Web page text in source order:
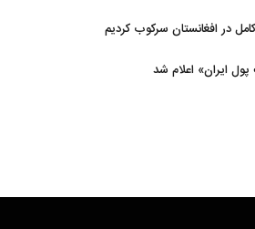
در افغانستان سرکوب کردیم
ایران» اعلام شد